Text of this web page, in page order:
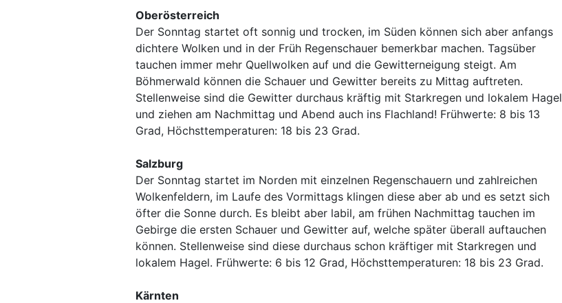
Oberösterreich
Der Sonntag startet oft sonnig und trocken, im Süden können sich aber anfangs
dichtere Wolken und in der Früh Regenschauer bemerkbar machen. Tagsüber
tauchen immer mehr Quellwolken auf und die Gewitterneigung steigt. Am
Böhmerwald können die Schauer und Gewitter bereits zu Mittag auftreten.
Stellenweise sind die Gewitter durchaus kräftig mit Starkregen und lokalem Hagel
und ziehen am Nachmittag und Abend auch ins Flachland! Frühwerte: 8 bis 13
Grad, Höchsttemperaturen: 18 bis 23 Grad.
Salzburg
Der Sonntag startet im Norden mit einzelnen Regenschauern und zahlreichen
Wolkenfeldern, im Laufe des Vormittags klingen diese aber ab und es setzt sich
öfter die Sonne durch. Es bleibt aber labil, am frühen Nachmittag tauchen im
Gebirge die ersten Schauer und Gewitter auf, welche später überall auftauchen
können. Stellenweise sind diese durchaus schon kräftiger mit Starkregen und
lokalem Hagel. Frühwerte: 6 bis 12 Grad, Höchsttemperaturen: 18 bis 23 Grad.
Kärnten